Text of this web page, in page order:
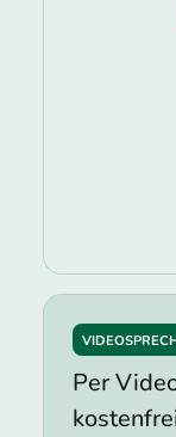
Per